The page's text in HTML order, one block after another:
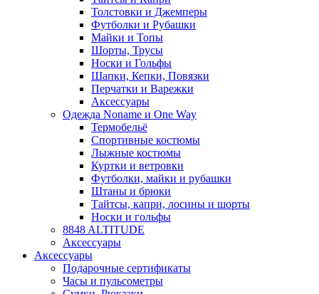
Толстовки и Джемперы
Футболки и Рубашки
Майки и Топы
Шорты, Трусы
Носки и Гольфы
Шапки, Кепки, Повязки
Перчатки и Варежки
Аксессуары
Одежда Noname и One Way
Термобельё
Спортивные костюмы
Лыжные костюмы
Куртки и ветровки
Футболки, майки и рубашки
Штаны и брюки
Тайтсы, капри, лосины и шорты
Носки и гольфы
8848 ALTITUDE
Аксессуары
Аксессуары
Подарочные сертификаты
Часы и пульсометры